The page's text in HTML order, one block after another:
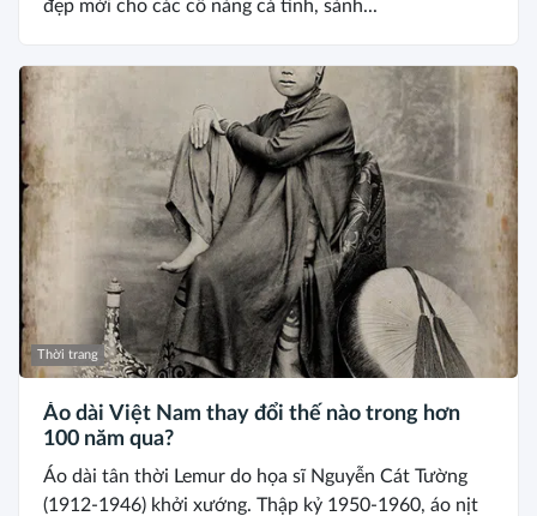
đẹp mới cho các cô nàng cá tính, sành...
Thời trang
Áo dài Việt Nam thay đổi thế nào trong hơn
100 năm qua?
Áo dài tân thời Lemur do họa sĩ Nguyễn Cát Tường
(1912-1946) khởi xướng. Thập kỷ 1950-1960, áo nịt